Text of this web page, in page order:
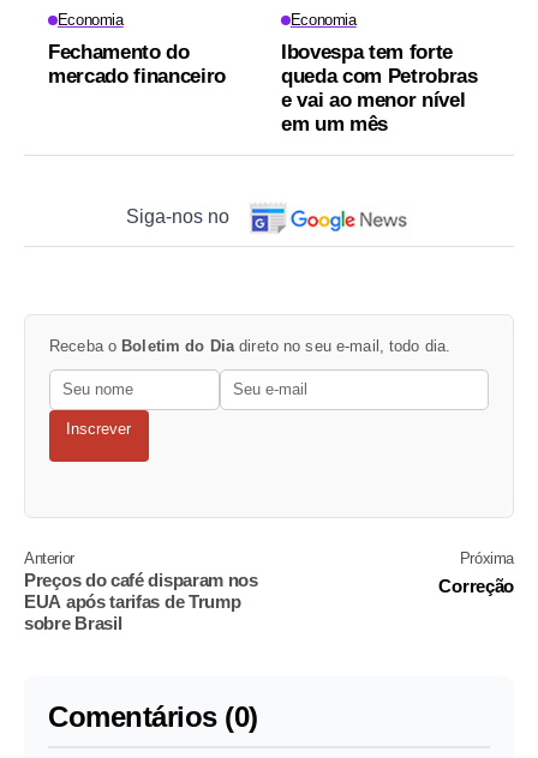
Economia
Fechamento do
mercado financeiro
Economia
Ibovespa tem forte
queda com Petrobras
e vai ao menor nível
em um mês
Siga-nos no
Receba o Boletim do Diadireto no seu e-mail, todo dia.
Inscrever
Anterior
Preços do café disparam nos
EUA após tarifas de Trump
sobre Brasil
Próxima
Correção
Comentários (0)